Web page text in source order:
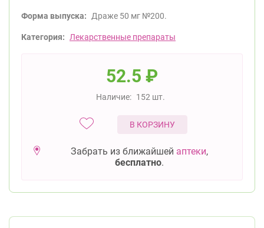
Форма выпуска: Драже 50 мг №200.
Категория: Лекарственные препараты
52.5 ₽
Наличие: 152 шт.
В КОРЗИНУ
Забрать из ближайшей аптеки,
бесплатно.